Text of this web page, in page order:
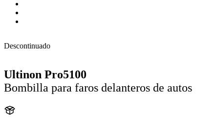
Descontinuado
Ultinon Pro5100
Bombilla para faros delanteros de autos